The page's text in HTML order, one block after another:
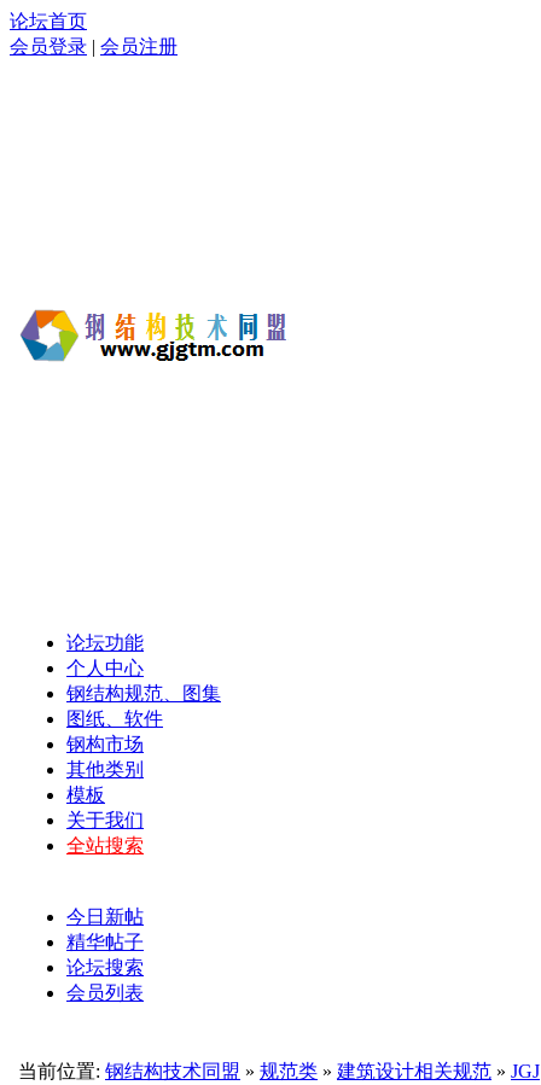
论坛首页
会员登录 | 会员注册
论坛功能
个人中心
钢结构规范、图集
图纸、软件
钢构市场
其他类别
模板
关于我们
全站搜索
今日新帖
精华帖子
论坛搜索
会员列表
当前位置: 钢结构技术同盟 » 规范类 » 建筑设计相关规范 » JGJ